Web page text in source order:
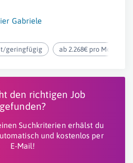
Gabriele
geringfügig ab 2.268€ pro Monat
den richtigen Job
gefunden?
Suchkriterien erhälst du
und kostenlos per
E-Mail!